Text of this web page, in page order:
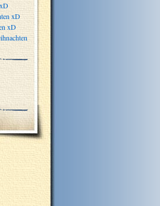
xD
xD